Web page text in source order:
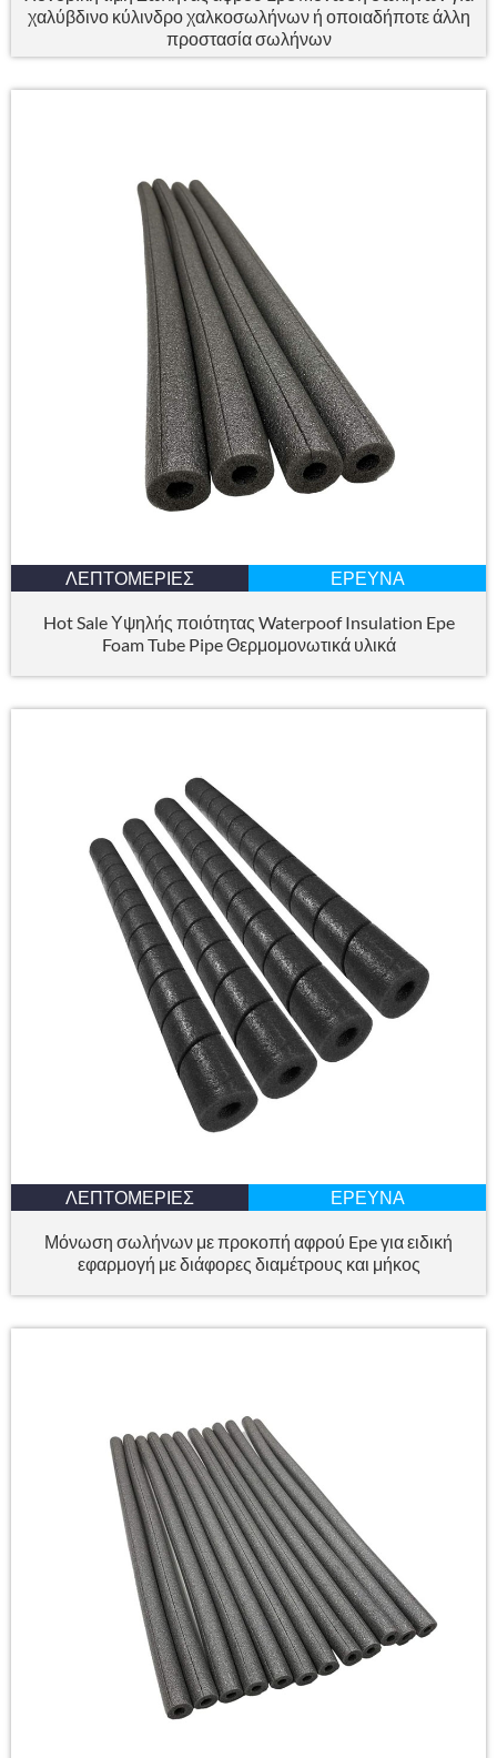
χαλύβδινο κύλινδρο χαλκοσωλήνων ή οποιαδήποτε άλλη
προστασία σωλήνων
ΛΕΠΤΟΜΈΡΙΕΣ ΈΡΕΥΝΑ
Hot Sale Υψηλής ποιότητας Waterpoof Insulation Epe
Foam Tube Pipe Θερμομονωτικά υλικά
ΛΕΠΤΟΜΈΡΙΕΣ ΈΡΕΥΝΑ
Μόνωση σωλήνων με προκοπή αφρού Epe για ειδική
εφαρμογή με διάφορες διαμέτρους και μήκος